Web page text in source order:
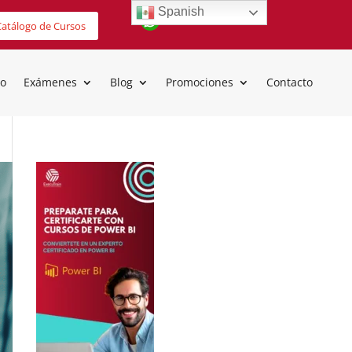
de Cursos
Exámenes Blog Promociones Contacto
Spanish